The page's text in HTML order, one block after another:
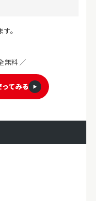
。
無料 ／
てみる